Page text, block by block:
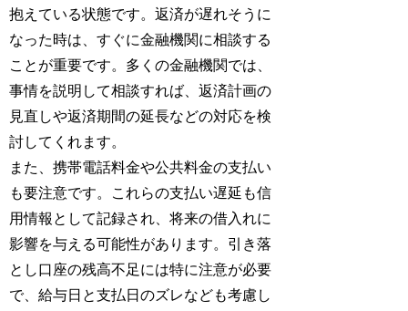
抱えている状態です。返済が遅れそうに
なった時は、すぐに金融機関に相談する
ことが重要です。多くの金融機関では、
事情を説明して相談すれば、返済計画の
見直しや返済期間の延長などの対応を検
討してくれます。
また、携帯電話料金や公共料金の支払い
も要注意です。これらの支払い遅延も信
用情報として記録され、将来の借入れに
影響を与える可能性があります。引き落
とし口座の残高不足には特に注意が必要
で、給与日と支払日のズレなども考慮し